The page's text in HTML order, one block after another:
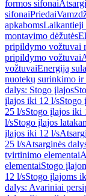
formos sifonai
sifonaiPriedai
apkabomsLaikantieji
montavimo dėžutės
pripildymo vožtuvai
pripildymo vožtuvai
vožtuvaiEnergiją
nuotekų surinkimo ir
dalys: Stogo įlajos
įlajos iki 12 l/sStogo
25 l/sStogo įlajos iki
l/sStogo įlajos
įlajos iki 12 l/s
25 l/sAtsarginės
tvirtinimo elementai
elementaiStogo
12 l/sStogo įlajoms
dalys: Avariniai